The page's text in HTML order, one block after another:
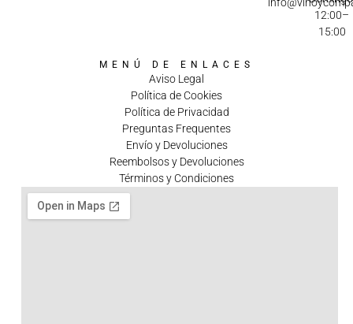
12:00–
15:00
MENÚ DE ENLACES
Aviso Legal
Política de Cookies
Política de Privacidad
Preguntas Frequentes
Envío y Devoluciones
Reembolsos y Devoluciones
Términos y Condiciones